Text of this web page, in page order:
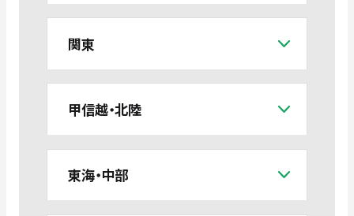
関東
甲信越・北陸
東海・中部